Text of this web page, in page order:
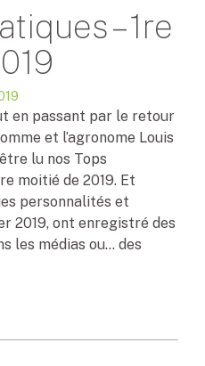
– 1re
en passant par le retour
et l’agronome Louis
lu nos Tops
moitié de 2019. Et
personnalités et
2019, ont enregistré des
les médias ou… des